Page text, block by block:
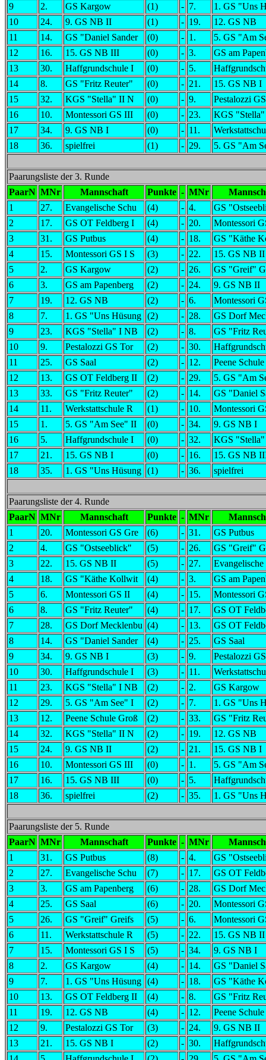
9
2. GS Kargow (1) - 7.
1. GS "Uns
10
24. 9. GS NB II (1) - 19.
12. GS NB
11
14. GS "Daniel Sander (0) - 1.
5. GS "Am
12
16. 15. GS NB III (0) - 3.
GS am
13
30. Haffgrundschule I (0) - 5.
14
8. GS "Fritz Reuter" (0) - 21.
15. GS NB I
15
32. KGS "Stella" II N (0) - 9.
Pestalozzi
16
10. Montessori GS III (0) - 23.
KGS
17
34. 9. GS NB I (0) - 11.
18
36. spielfrei (1) - 29. 5. GS "Am
Paarungsliste der 3. Runde
PaarN MNr Mannschaft Punkte - MNr
1
27. Evangelische Schu (4) - 4.
GS
2
17. GS OT Feldberg I (4) - 20.
Montessori
3
31. GS Putbus (4) - 18.
GS "Käthe
4
15. Montessori GS I S (3) - 22.
15. GS NB II
5
2. GS Kargow (2) - 26.
GS "Greif"
6
3. GS am Papenberg (2) - 24.
9. GS NB II
7
19. 12. GS NB (2) - 6.
Montessori
8
7. 1. GS "Uns Hüsung (2) - 28.
GS Dorf
9
23. KGS "Stella" I NB (2) - 8.
GS "Fritz
10
9. Pestalozzi GS Tor (2) - 30.
11
25. GS Saal (2) - 12.
Peene
12
13. GS OT Feldberg II (2) - 29.
5. GS "Am
13
33. GS "Fritz Reuter" (2) - 14.
GS "Daniel
14
11. Werkstattschule R (1) - 10.
Montessori
15
1. 5. GS "Am See" II (0) - 34.
9. GS NB I
16
5. Haffgrundschule I (0) - 32.
KGS
17
21. 15. GS NB I (0) - 16.
15. GS NB
18
35. 1. GS "Uns Hüsung (1) - 36. spielfrei
Paarungsliste der 4. Runde
PaarN MNr Mannschaft Punkte - MNr
1
20. Montessori GS Gre (6) - 31.
GS Putbus
2
4. GS "Ostseeblick" (5) - 26.
GS "Greif"
3
22. 15. GS NB II (5) - 27.
Evangelische
4
18. GS "Käthe Kollwit (4) - 3.
GS am
5
6. Montessori GS II (4) - 15.
Montessori
6
8. GS "Fritz Reuter" (4) - 17.
GS OT
7
28. GS Dorf Mecklenbu (4) - 13.
GS OT
8
14. GS "Daniel Sander (4) - 25.
GS Saal
9
34. 9. GS NB I (3) - 9.
Pestalozzi
10
30. Haffgrundschule I (3) - 11.
11
23. KGS "Stella" I NB (2) - 2.
GS Kargow
12
29. 5. GS "Am See" I (2) - 7.
1. GS "Uns
13
12. Peene Schule Groß (2) - 33.
GS "Fritz
14
32. KGS "Stella" II N (2) - 19.
12. GS NB
15
24. 9. GS NB II (2) - 21.
15. GS NB I
16
10. Montessori GS III (0) - 1.
5. GS "Am
17
16. 15. GS NB III (0) - 5.
18
36. spielfrei (2) - 35. 1. GS "Uns
Paarungsliste der 5. Runde
PaarN MNr Mannschaft Punkte - MNr
1
31. GS Putbus (8) - 4.
GS
2
27. Evangelische Schu (7) - 17.
GS OT
3
3. GS am Papenberg (6) - 28.
GS Dorf
4
25. GS Saal (6) - 20.
Montessori
5
26. GS "Greif" Greifs (5) - 6.
Montessori
6
11. Werkstattschule R (5) - 22.
15. GS NB II
7
15. Montessori GS I S (5) - 34.
9. GS NB I
8
2. GS Kargow (4) - 14.
GS "Daniel
9
7. 1. GS "Uns Hüsung (4) - 18.
GS "Käthe
10
13. GS OT Feldberg II (4) - 8.
GS "Fritz
11
19. 12. GS NB (4) - 12.
Peene
12
9. Pestalozzi GS Tor (3) - 24.
9. GS NB II
13
21. 15. GS NB I (2) - 30.